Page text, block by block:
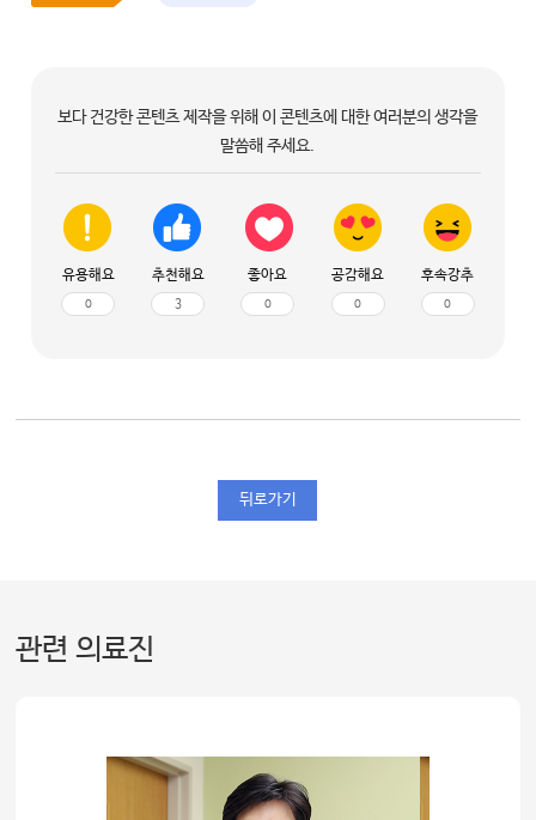
보다 건강한 콘텐츠 제작을 위해 이 콘텐츠에 대한 여러분의 생각을
말씀해 주세요.
유용해요
0
추천해요
3
좋아요
0
공감해요
0
후속강추
0
뒤로가기
관련 의료진